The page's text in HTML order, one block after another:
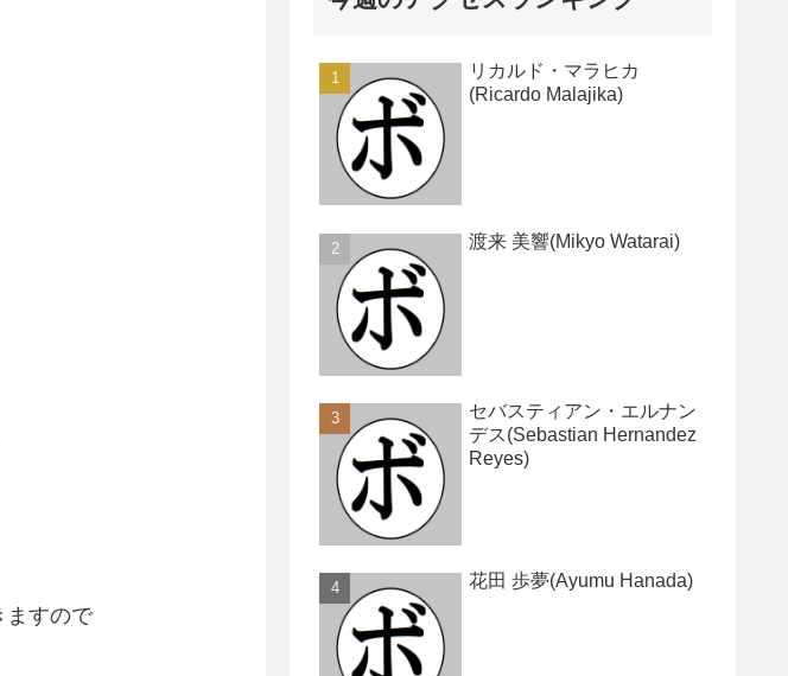
ますので
リカルド・マラヒカ
(Ricardo Malajika)
渡来 美響(Mikyo Watarai)
セバスティアン・エルナン
デス(Sebastian Hernandez
Reyes)
花田 歩夢(Ayumu Hanada)